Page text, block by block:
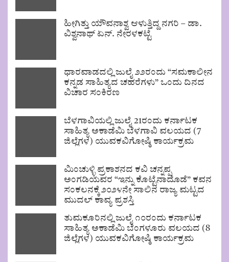
ಹೀಗಿತ್ತು ಯೌವನಾಶ್ವ ಆಳುತ್ತಿದ್ದ ನಗರಿ – ಡಾ.
ವಿಶ್ವನಾಥ್ ಏನ್. ನೇರಳಕಟ್ಟೆ
ಧಾರವಾಡದಲ್ಲಿ ಜುಲೈ ೨೨ರಂದು “ಸಮಕಾಲೀನ
ಕನ್ನಡ ಸಾಹಿತ್ಯದ ಚಹರೆಗಳು” ಒಂದು ದಿನದ
ವಿಚಾರ ಸಂಕಿರಣ
ಬೆಳಗಾವಿಯಲ್ಲಿ ಜುಲೈ 21ರಂದು ಕರ್ನಾಟಕ
ಸಾಹಿತ್ಯ ಅಕಾಡೆಮಿ ಬೆಳಗಾವಿ ವಲಯದ (7
ಜಿಲ್ಲೆಗಳ) ಯುವಕವಿಗೋಷ್ಠಿ ಕಾರ್ಯಕ್ರಮ
ಮಿಂಚುಳ್ಳಿ ಪ್ರಕಾಶನದ ಕವಿ ಚನ್ನಪ್ಪ
ಅಂಗಡಿಯವರ “ಇನ್ನು ಕೊಟ್ಟೆನಾದೊಡೆ” ಕವನ
ಸಂಕಲನಕ್ಕೆ ೨೦೨೪ನೇ ಸಾಲಿನ ರಾಜ್ಯ ಮಟ್ಟದ
ಮುದಲ್ ಕಾವ್ಯ ಪ್ರಶಸ್ತಿ
ತುಮಕೂರಿನಲ್ಲಿ ಜುಲೈ ೧೦ರಂದು ಕರ್ನಾಟಕ
ಸಾಹಿತ್ಯ ಅಕಾಡೆಮಿ ಬೆಂಗಳೂರು ವಲಯದ (8
ಜಿಲ್ಲೆಗಳ) ಯುವಕವಿಗೋಷ್ಠಿ ಕಾರ್ಯಕ್ರಮ